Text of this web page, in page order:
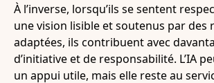
À l’inverse, lorsqu’ils se sentent
une vision lisible et soutenus par des
adaptées, ils contribuent avec
d’initiative et de responsabilité. L’IA
un appui utile, mais elle reste au